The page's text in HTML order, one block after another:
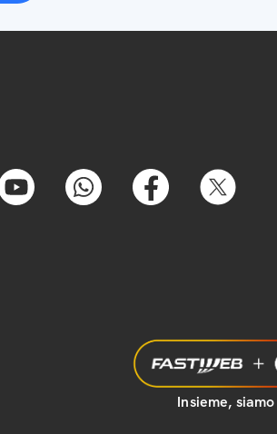
Insieme,